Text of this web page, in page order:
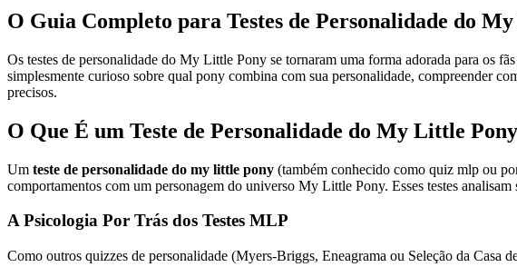
O Guia Completo para Testes de Personalidade do
Os testes de personalidade do My Little Pony se tornaram uma forma adorada para os
simplesmente curioso sobre qual pony combina com sua personalidade, compreender
precisos.
O Que É um Teste de Personalidade do My Little
Um teste de personalidade do my little pony (também conhecido como quiz mlp ou
comportamentos com um personagem do universo My Little Pony. Esses testes
A Psicologia Por Trás dos Testes MLP
Como outros quizzes de personalidade (Myers-Briggs, Eneagrama ou Seleção da Casa